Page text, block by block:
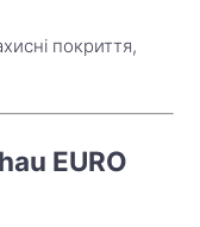
покриття,
EURO